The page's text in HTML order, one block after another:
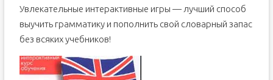
Увлекательные интерактивные игры — лучший способ
выучить грамматику и пополнить свой словарный запас
без всяких учебников!